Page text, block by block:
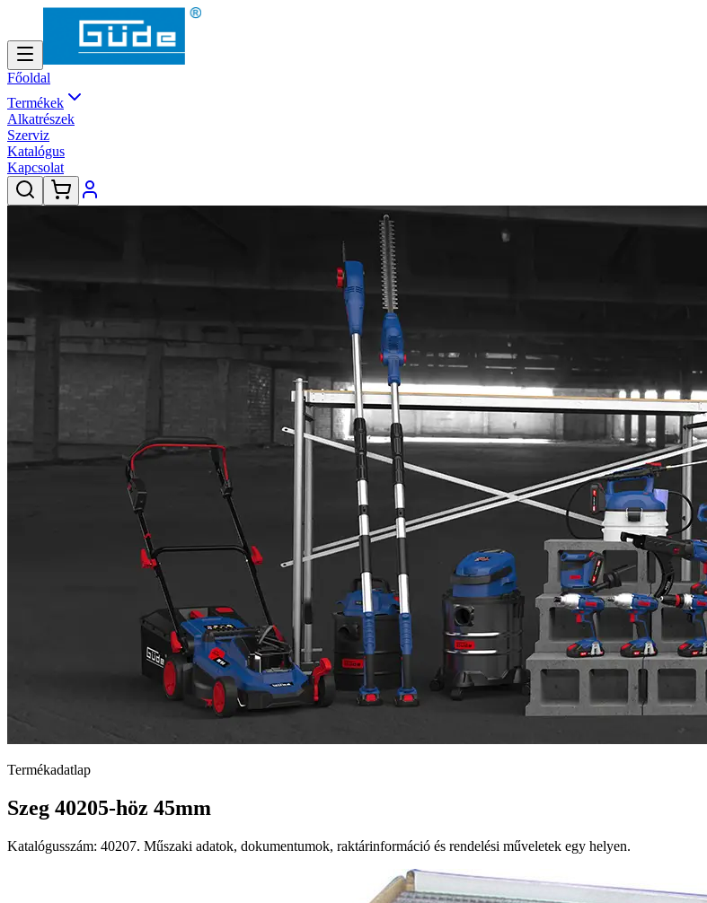
Főoldal
Termékek
Alkatrészek
Szerviz
Katalógus
Kapcsolat
Termékadatlap
Szeg 40205-höz 45mm
Katalógusszám: 40207. Műszaki adatok, dokumentumok, raktárinformáció és rendelési műveletek egy helyen.